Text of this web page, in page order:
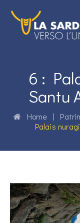
6 :
Santu
Home |
Palais